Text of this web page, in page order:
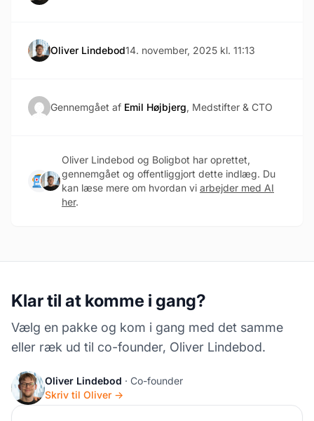
Oliver Lindebod14. november, 2025 kl. 11:13
Gennemgået af Emil Højbjerg, Medstifter & CTO
Oliver Lindebod og Boligbot har oprettet,
gennemgået og offentliggjort dette indlæg. Du
kan læse mere om hvordan vi arbejder med AI
her.
Klar til at komme i gang?
Vælg en pakke og kom i gang med det samme
eller ræk ud til co-founder, Oliver Lindebod.
Oliver Lindebod · Co-founder
Skriv til Oliver →